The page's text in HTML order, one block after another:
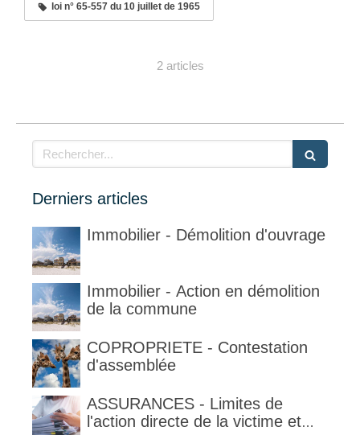
loi n° 65-557 du 10 juillet de 1965
2 articles
Rechercher
Derniers articles
Immobilier - Démolition d'ouvrage
Immobilier - Action en démolition
de la commune
COPROPRIETE - Contestation
d'assemblée
ASSURANCES - Limites de
l'action directe de la victime et